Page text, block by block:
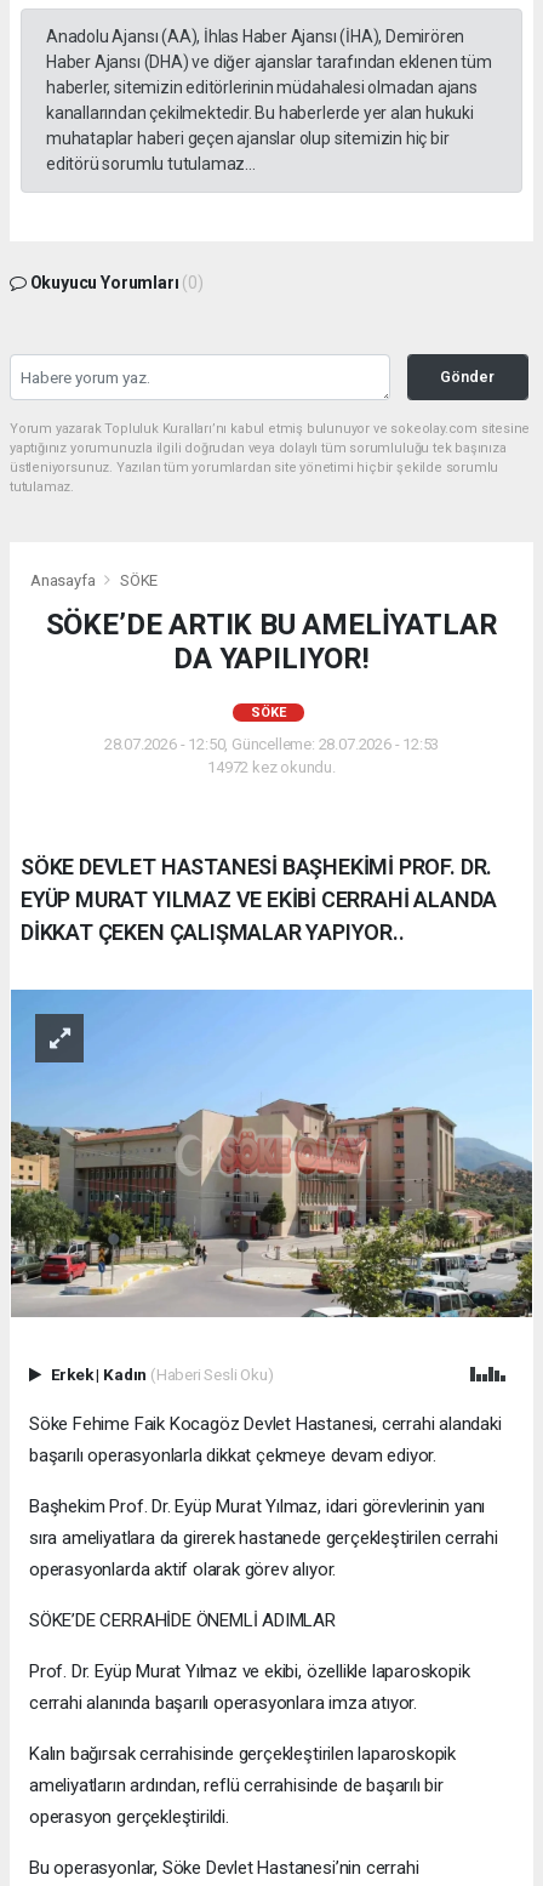
Anadolu Ajansı (AA), İhlas Haber Ajansı (İHA), Demirören
Haber Ajansı (DHA) ve diğer ajanslar tarafından eklenen tüm
haberler, sitemizin editörlerinin müdahalesi olmadan ajans
kanallarından çekilmektedir. Bu haberlerde yer alan hukuki
muhataplar haberi geçen ajanslar olup sitemizin hiç bir
editörü sorumlu tutulamaz...
Okuyucu Yorumları (0)
Gönder
Yorum yazarak Topluluk Kuralları’nı kabul etmiş bulunuyor ve sokeolay.com sitesine
yaptığınız yorumunuzla ilgili doğrudan veya dolaylı tüm sorumluluğu tek başınıza
üstleniyorsunuz. Yazılan tüm yorumlardan site yönetimi hiçbir şekilde sorumlu
tutulamaz.
Anasayfa SÖKE
SÖKE’DE ARTIK BU AMELİYATLAR
DA YAPILIYOR!
SÖKE
28.07.2026 - 12:50, Güncelleme: 28.07.2026 - 12:53
14972 kez okundu.
SÖKE DEVLET HASTANESİ BAŞHEKİMİ PROF. DR.
EYÜP MURAT YILMAZ VE EKİBİ CERRAHİ ALANDA
DİKKAT ÇEKEN ÇALIŞMALAR YAPIYOR..
Erkek| Kadın (Haberi Sesli Oku)
Söke Fehime Faik Kocagöz Devlet Hastanesi, cerrahi alandaki
başarılı operasyonlarla dikkat çekmeye devam ediyor.
Başhekim Prof. Dr. Eyüp Murat Yılmaz, idari görevlerinin yanı
sıra ameliyatlara da girerek hastanede gerçekleştirilen cerrahi
operasyonlarda aktif olarak görev alıyor.
SÖKE’DE CERRAHİDE ÖNEMLİ ADIMLAR
Prof. Dr. Eyüp Murat Yılmaz ve ekibi, özellikle laparoskopik
cerrahi alanında başarılı operasyonlara imza atıyor.
Kalın bağırsak cerrahisinde gerçekleştirilen laparoskopik
ameliyatların ardından, reflü cerrahisinde de başarılı bir
operasyon gerçekleştirildi.
Bu operasyonlar, Söke Devlet Hastanesi’nin cerrahi